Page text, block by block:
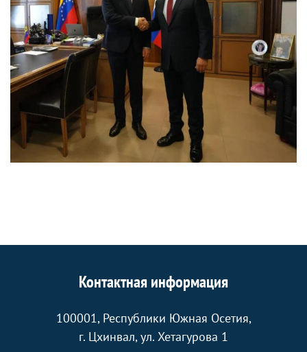
Контактная информация
100001, Республики Южная Осетия,
г. Цхинвал, ул. Хетагурова 1